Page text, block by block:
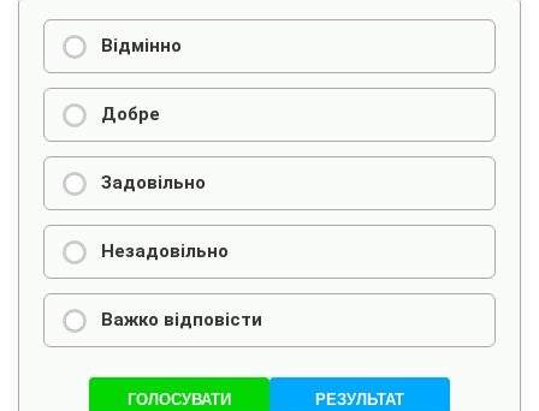
Відмінно
Добре
Задовільно
Незадовільно
Важко відповісти
ГОЛОСУВАТИ РЕЗУЛЬТАТ